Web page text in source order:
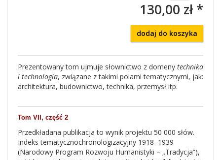
130,00 zł *
dodaj do koszyka
Prezentowany tom ujmuje słownictwo z domeny technika
i technologia, związane z takimi polami tematycznymi, jak:
architektura, budownictwo, technika, przemysł itp.
Tom VII, część 2
Przedkładana publikacja to wynik projektu 50 000 słów.
Indeks tematycznochronologizacyjny 1918–1939
(Narodowy Program Rozwoju Humanistyki – „Tradycja”),